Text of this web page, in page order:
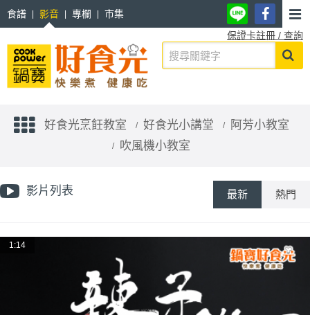
食譜 影音 專欄
市集
保證卡註冊 / 查詢
好食光烹飪教室 好食光小講堂
阿芳小教室
吹風機小教室
影片列表 最新 熱門
1:14